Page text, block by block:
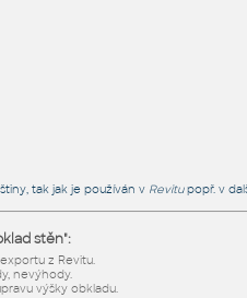
tak jak je používán v Revitupopř. v
stěn":
z Revitu.
nevýhody.
výšky obkladu.